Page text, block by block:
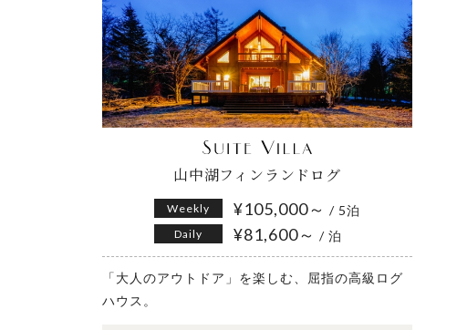
山中湖フィンランドログ
Weekly ¥105,000～ / 5泊
Daily ¥81,600～ / 泊
「大人のアウトドア」を楽しむ、屈指の高級ログ
ハウス。